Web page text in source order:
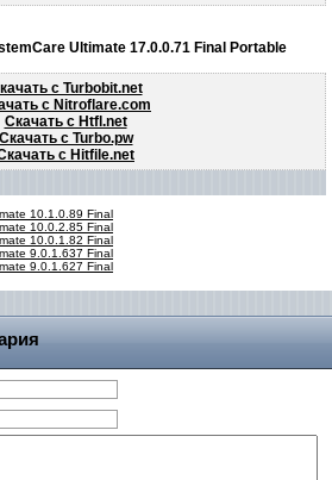
Ultimate 17.0.0.71 Final Portable
с Turbobit.net
с Nitroflare.com
Скачать с Htfl.net
Скачать с Turbo.pw
с Hitfile.net
10.1.0.89 Final
10.0.2.85 Final
10.0.1.82 Final
9.0.1.637 Final
9.0.1.627 Final